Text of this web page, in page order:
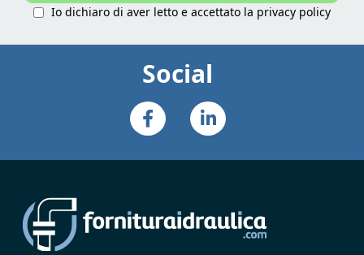
Io dichiaro di aver letto e accettato la privacy policy
Social